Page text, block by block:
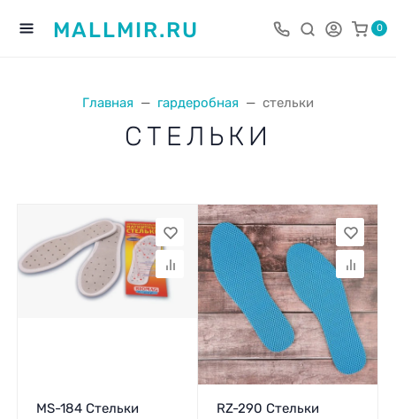
MALLMIR.RU 0
Главная гардеробная стельки
СТЕЛЬКИ
MS-184 Стельки
RZ-290 Стельки